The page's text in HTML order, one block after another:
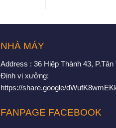
NHÀ MÁY
Address : 36 Hiệp Thành 43,
Định vị xưởng:
https://share.google/
FANPAGE FACEBOOK